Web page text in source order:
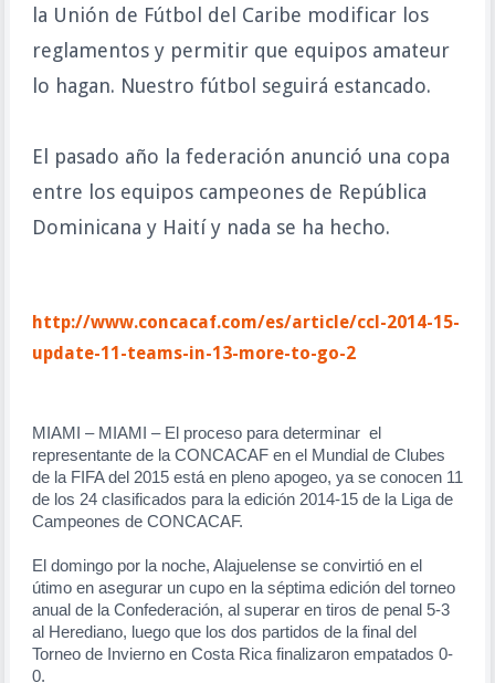
la Unión de Fútbol del Caribe modificar los
reglamentos y permitir que equipos amateur
lo hagan. Nuestro fútbol seguirá estancado.
El pasado año la federación anunció una copa
entre los equipos campeones de República
Dominicana y Haití y nada se ha hecho.
http://www.concacaf.com/es/article/ccl-2014-15-
update-11-teams-in-13-more-to-go-2
MIAMI – MIAMI – El proceso para determinar el
representante de la CONCACAF en el Mundial de Clubes
de la FIFA del 2015 está en pleno apogeo, ya se conocen 11
de los 24 clasificados para la edición 2014-15 de la Liga de
Campeones de CONCACAF.
El domingo por la noche, Alajuelense se convirtió en el
útimo en asegurar un cupo en la séptima edición del torneo
anual de la Confederación, al superar en tiros de penal 5-3
al Herediano, luego que los dos partidos de la final del
Torneo de Invierno en Costa Rica finalizaron empatados 0-
0.